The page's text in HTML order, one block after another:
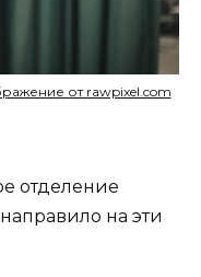
от rawpixel.com
отделение
на эти